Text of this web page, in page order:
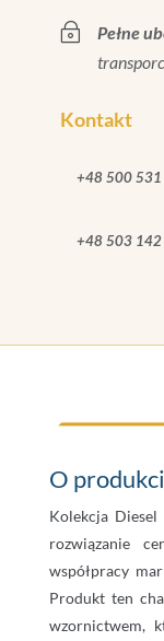
~ Pełne
Kontakt
+48 500 531
+48 503 142
O
Kolekcja
rozwiązanie
współpracy
Produkt ten
wzornictwem,